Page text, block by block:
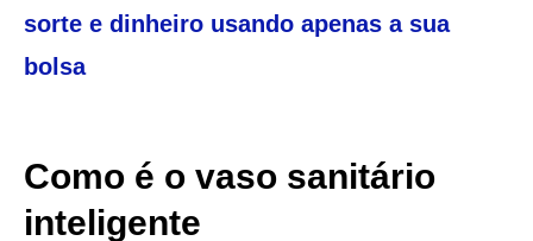
sorte e dinheiro usando apenas a sua
bolsa
Como é o vaso sanitário
inteligente